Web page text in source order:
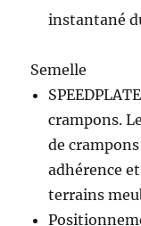
instantané
Semelle
crampons.
de
adhérence
terrains